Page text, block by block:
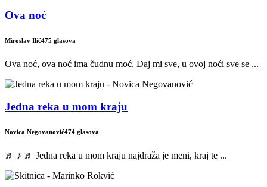
Ova noć
Miroslav Ilić475 glasova
Ova noć, ova noć ima čudnu moć. Daj mi sve, u ovoj noći sve se ...
Jedna reka u mom kraju
Novica Negovanović474 glasova
♬ ♪ ♬ Jedna reka u mom kraju najdraža je meni, kraj te ...